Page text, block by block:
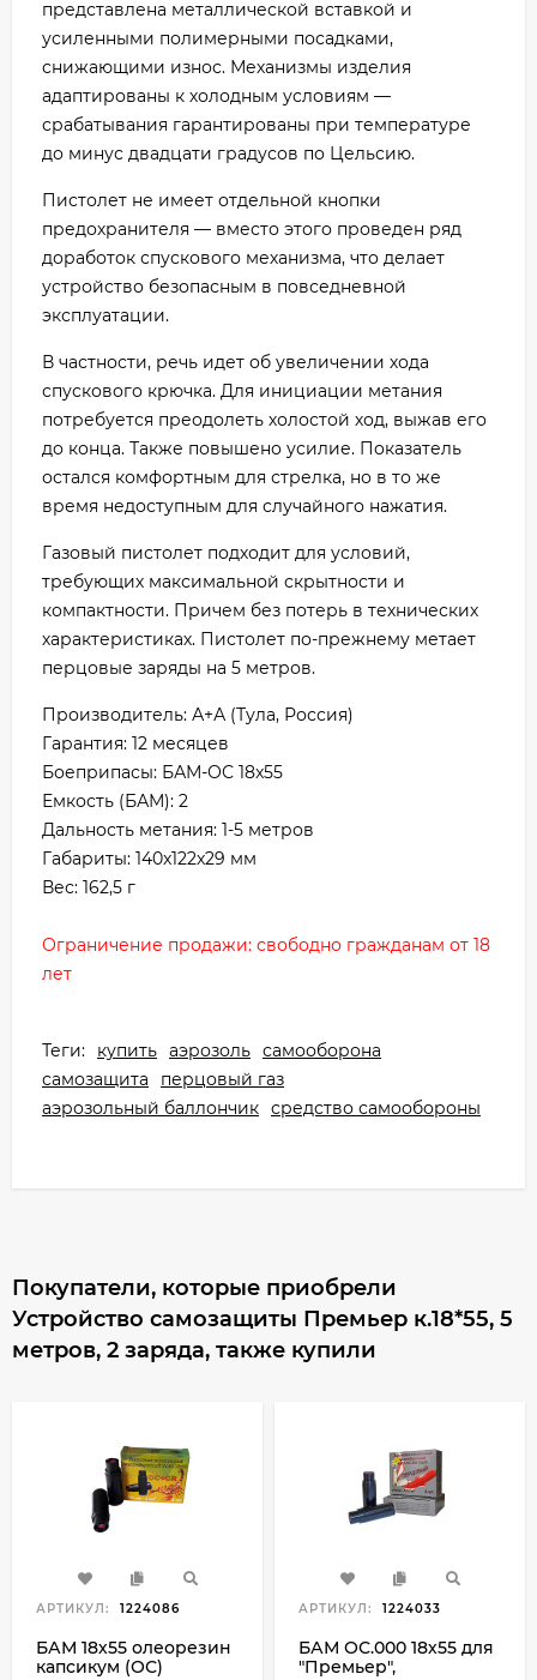
представлена металлической вставкой и
усиленными полимерными посадками,
снижающими износ. Механизмы изделия
адаптированы к холодным условиям —
срабатывания гарантированы при температуре
до минус двадцати градусов по Цельсию.
Пистолет не имеет отдельной кнопки
предохранителя — вместо этого проведен ряд
доработок спускового механизма, что делает
устройство безопасным в повседневной
эксплуатации.
В частности, речь идет об увеличении хода
спускового крючка. Для инициации метания
потребуется преодолеть холостой ход, выжав его
до конца. Также повышено усилие. Показатель
остался комфортным для стрелка, но в то же
время недоступным для случайного нажатия.
Газовый пистолет подходит для условий,
требующих максимальной скрытности и
компактности. Причем без потерь в технических
характеристиках. Пистолет по-прежнему метает
перцовые заряды на 5 метров.
Производитель: А+А (Тула, Россия)
Гарантия: 12 месяцев
Боеприпасы: БАМ-ОС 18x55
Емкость (БАМ): 2
Дальность метания: 1-5 метров
Габариты: 140x122x29 мм
Вес: 162,5 г
Ограничение продажи: свободно гражданам от 18
лет
Теги: купить аэрозоль самооборона
самозащита
перцовый газ
аэрозольный баллончик средство самообороны
Покупатели, которые приобрели
Устройство самозащиты Премьер к.18*55, 5
метров, 2 заряда, также купили
АРТИКУЛ: 1224086
БАМ 18х55 олеорезин
капсикум (ОС)
АРТИКУЛ: 1224033
БАМ ОС.000 18х55 для
"Премьер",